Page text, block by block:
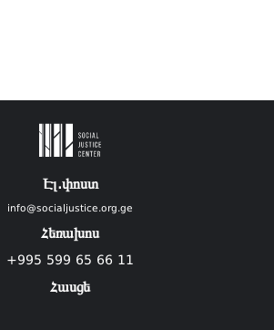
Էլ.փոստ
info@socialjustice.org.ge
Հեռախոս
+995 599 65 66 11
Հասցե